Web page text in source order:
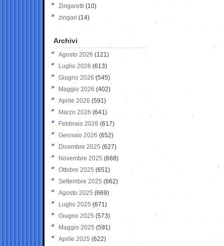
Zingaretti (10)
zingari (14)
Archivi
Agosto 2026 (121)
Luglio 2026 (613)
Giugno 2026 (545)
Maggio 2026 (402)
Aprile 2026 (591)
Marzo 2026 (641)
Febbraio 2026 (617)
Gennaio 2026 (652)
Dicembre 2025 (627)
Novembre 2025 (668)
Ottobre 2025 (651)
Settembre 2025 (662)
Agosto 2025 (669)
Luglio 2025 (671)
Giugno 2025 (573)
Maggio 2025 (591)
Aprile 2025 (622)